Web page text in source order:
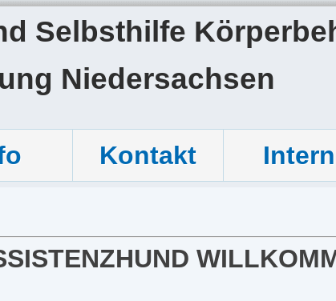
Selbsthilfe
Niedersachsen
Kontakt Intern